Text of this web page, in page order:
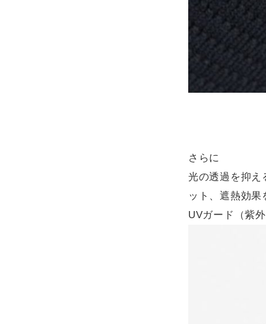
さらに
光の透過を抑え
ット、遮熱効果
UVガード（紫